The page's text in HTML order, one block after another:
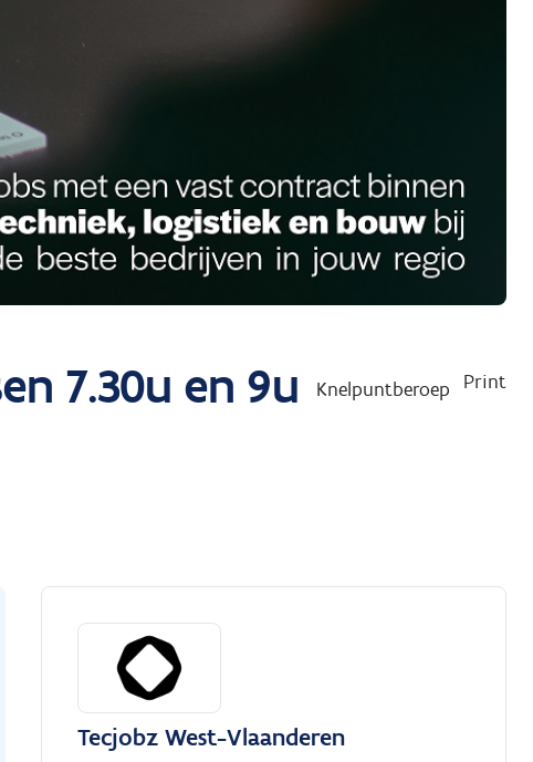
7.30u en 9u Knelpuntberoep Print
Tecjobz West-Vlaanderen